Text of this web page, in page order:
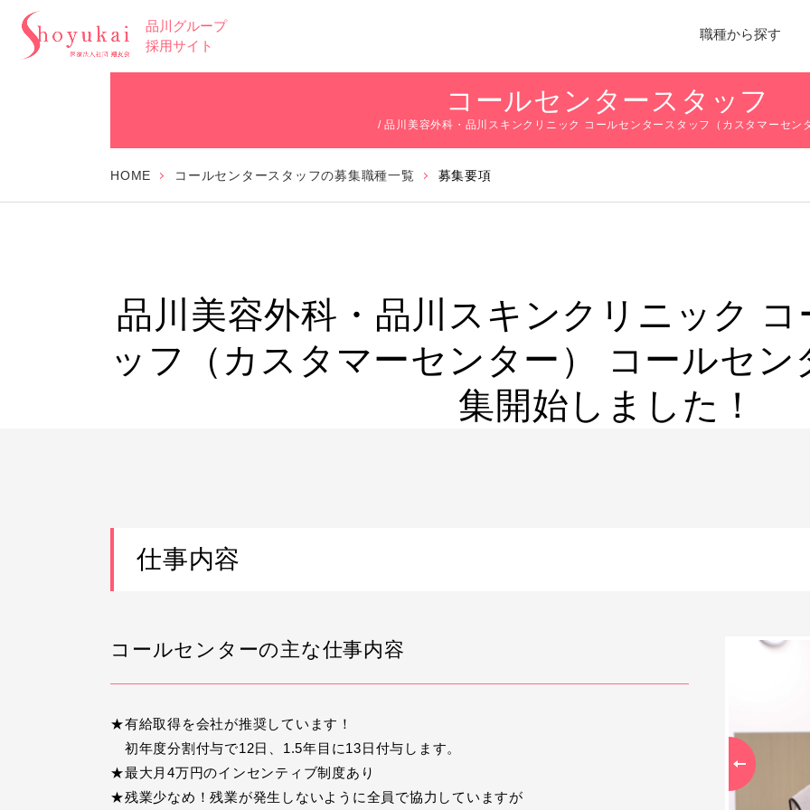
品川グループ
採用サイト
職種から探す
コールセンタースタッフ
/ 品川美容外科・品川スキンクリニック コールセンタースタッフ（カスタマーセン
HOME コールセンタースタッフの募集職種一覧 募集要項
品川美容外科・品川スキンクリニック
ッフ（カスタマーセンター）
コールセン
集開始 しました！
仕事内容
コールセンターの主な仕事内容
★有給取得を会社が推奨しています！
初年度分割付与で12日、1.5年目に13日付与します。
★最大月4万円のインセンティブ制度あり
★残業少なめ！残業が発生しないように全員で協力していますが